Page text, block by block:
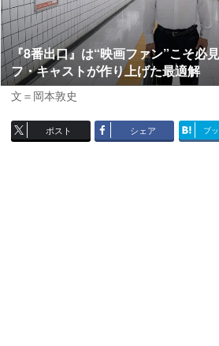
『8番出口』は“映画ファン”こそ
フ・キャストが作り上げた最適解
文＝岡本敦史
ポスト シェア ブ